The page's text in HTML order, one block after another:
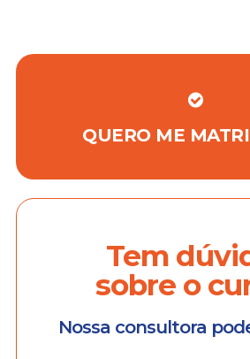
QUERO ME
Tem
sobre o
Nossa consultora